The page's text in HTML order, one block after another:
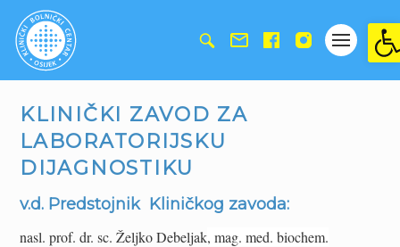
KLINIČKI ZAVOD ZA
LABORATORIJSKU
DIJAGNOSTIKU
v.d. Predstojnik Kliničkog zavoda:
nasl. prof. dr. sc. Željko Debeljak, mag. med. biochem.